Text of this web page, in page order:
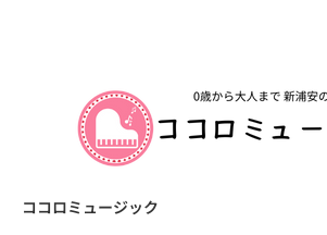
ココロミュージック